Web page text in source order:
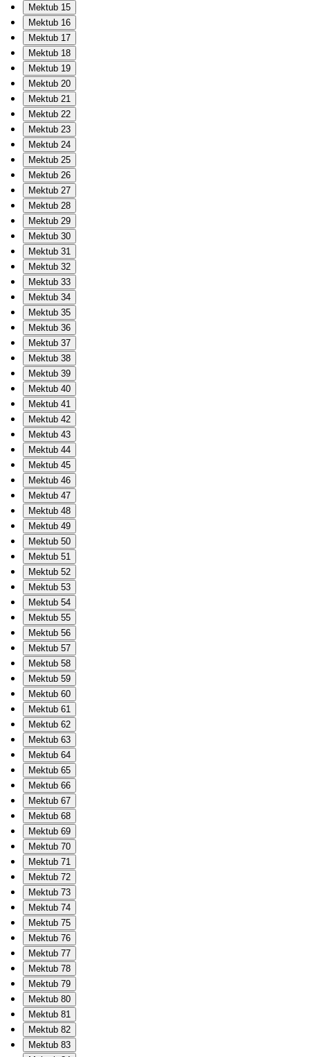
Mektub 15
Mektub 16
Mektub 17
Mektub 18
Mektub 19
Mektub 20
Mektub 21
Mektub 22
Mektub 23
Mektub 24
Mektub 25
Mektub 26
Mektub 27
Mektub 28
Mektub 29
Mektub 30
Mektub 31
Mektub 32
Mektub 33
Mektub 34
Mektub 35
Mektub 36
Mektub 37
Mektub 38
Mektub 39
Mektub 40
Mektub 41
Mektub 42
Mektub 43
Mektub 44
Mektub 45
Mektub 46
Mektub 47
Mektub 48
Mektub 49
Mektub 50
Mektub 51
Mektub 52
Mektub 53
Mektub 54
Mektub 55
Mektub 56
Mektub 57
Mektub 58
Mektub 59
Mektub 60
Mektub 61
Mektub 62
Mektub 63
Mektub 64
Mektub 65
Mektub 66
Mektub 67
Mektub 68
Mektub 69
Mektub 70
Mektub 71
Mektub 72
Mektub 73
Mektub 74
Mektub 75
Mektub 76
Mektub 77
Mektub 78
Mektub 79
Mektub 80
Mektub 81
Mektub 82
Mektub 83